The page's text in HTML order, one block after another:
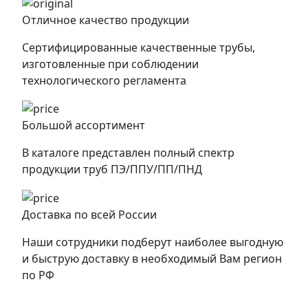
Отличное качество продукции
Сертифицированные качественные трубы,
изготовленные при соблюдении
технологического регламента
Большой ассортимент
В каталоге представлен полный спектр
продукции труб ПЭ/ППУ/ПП/ПНД
Доставка по всей России
Наши сотрудники подберут наиболее выгодную
и быструю доставку в необходимый Вам регион
по РФ